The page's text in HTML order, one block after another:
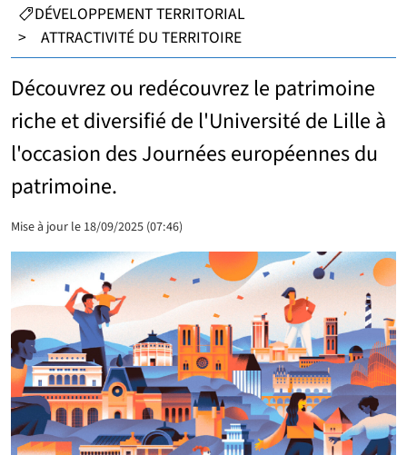
CATÉGORIES :
DÉVELOPPEMENT TERRITORIAL
>
ATTRACTIVITÉ DU TERRITOIRE
Découvrez ou redécouvrez le patrimoine
riche et diversifié de l'Université de Lille à
l'occasion des Journées européennes du
patrimoine.
Mise à jour le 18/09/2025 (07:46)